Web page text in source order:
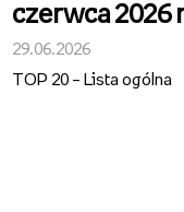
czerwca 2026
29.06.2026
TOP 20 – Lista ogólna